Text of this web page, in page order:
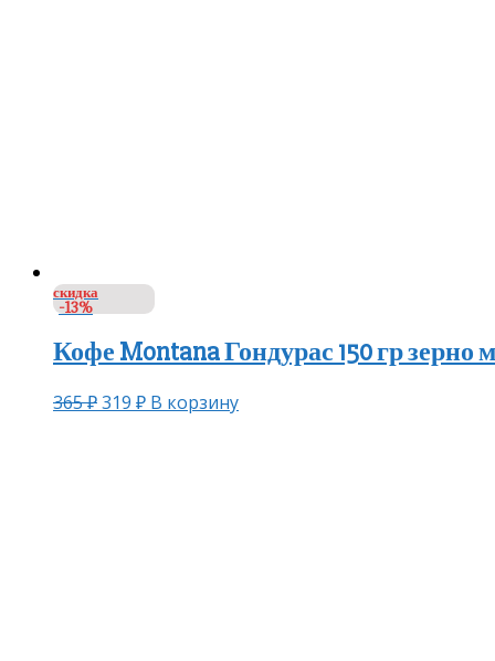
скидка
-13%
Кофе Montana Гондурас 150 гр зерно
365₽319 ₽ В корзину